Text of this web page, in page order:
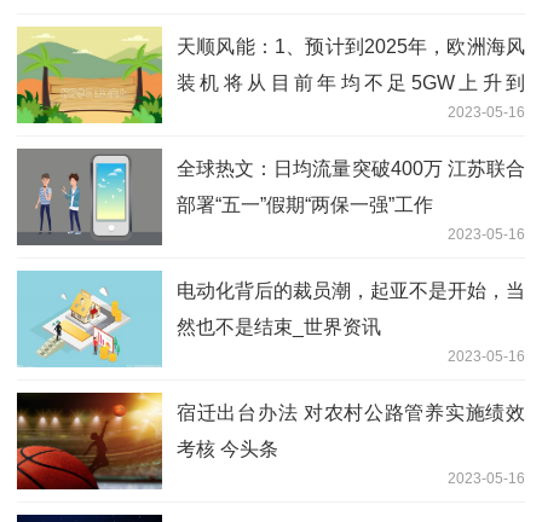
天顺风能：1、预计到2025年，欧洲海风
装机将从目前年均不足5GW上升到
2023-05-16
全球热文：日均流量突破400万 江苏联合
部署“五一”假期“两保一强”工作
2023-05-16
电动化背后的裁员潮，起亚不是开始，当
然也不是结束_世界资讯
2023-05-16
宿迁出台办法 对农村公路管养实施绩效
考核 今头条
2023-05-16